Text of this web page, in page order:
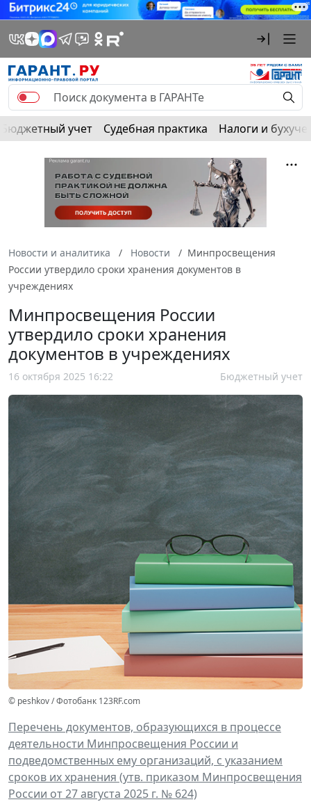
Бюджетный учет Судебная практика Налоги и
Новости и аналитика Новости
Минпросвещения
России утвердило сроки хранения документов в
учреждениях
Минпросвещения России
утвердило сроки хранения
документов в учреждениях
16 октября 2025 16:22 Бюджетный учет
© peshkov / Фотобанк 123RF.com
Перечень документов, образующихся в процессе
деятельности Минпросвещения России и
подведомственных ему организаций, с указанием
сроков их хранения (утв. приказом Минпросвещения
России от 27 августа 2025 г. № 624)